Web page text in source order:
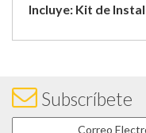
Incluye: Kit de
Subscríbete